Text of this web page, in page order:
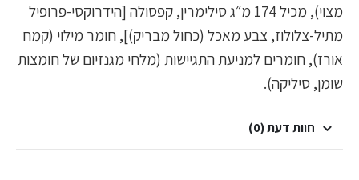
מצוי), מכיל 174 מ״ג סילימרין, קפסולה [הידרוקסי-פרופיל
מתיל-צלולוז, צבע מאכל (כחול מבריק)], חומר מילוי (קמח
אורז), חומרים למניעת התגיישות (מלחי מגנזיום של חומצות
שומן, סיליקה).
חוות דעת (0)